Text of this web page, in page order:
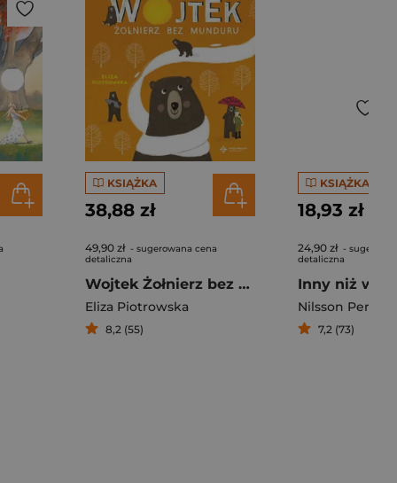
KSIĄŻKA
38,88 zł
49,90 zł - sugerowana cena
detaliczna
Wojtek Żołnierz bez munduru
Eliza Piotrowska
8,2 (55)
KSIĄŻKA
18,93 zł
24,90 zł -
detaliczna
Inny niż
Nilsson Per
7,2 (73)